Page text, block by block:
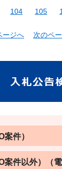
104 105
ージへ 次のペ
案件）
案件以外）（